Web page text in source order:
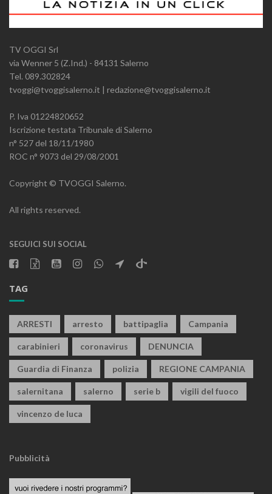
TV OGGI Srl
via Wenner 5 (Z.Ind.) - 84131 Salerno
Tel. 089.302824
tvoggi@tvoggisalerno.it | redazione@tvoggisalerno.it
P. Iva 01224820652
Iscrizione testata Tribunale di Salerno
n° 527 del 18/11/1980
ROC n° 9073 del 29/08/2001
Copyright © TVOGGI Salerno.
All rights reserved.
SEGUICI SUI SOCIAL
TAG
ARRESTI arresto battipaglia Campania
carabinieri coronavirus DENUNCIA
Guardia di Finanza polizia REGIONE CAMPANIA
salernitana salerno serie b vigili del fuoco
vincenzo de luca
Pubblicità